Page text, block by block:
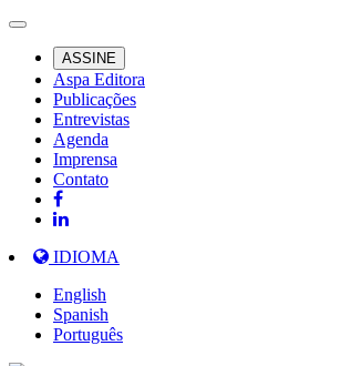
ASSINE
Aspa Editora
Publicações
Entrevistas
Agenda
Imprensa
Contato
IDIOMA
English
Spanish
Português